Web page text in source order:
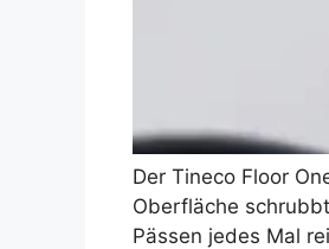
Der Tineco Floor
Oberfläche
Pässen jedes Mal